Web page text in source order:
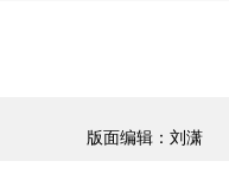
版面编辑：刘潇